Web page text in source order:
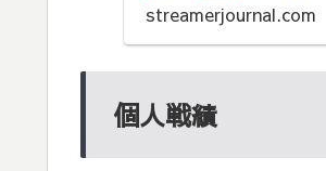
streamerjournal.com
個人戦績